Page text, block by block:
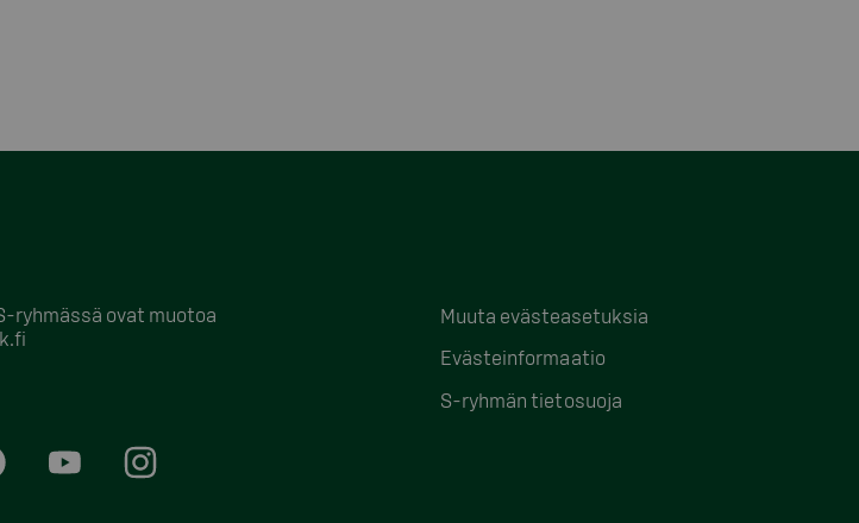
ryhmässä ovat muotoa
Muuta evästeasetuksia
Evästeinformaatio
S-ryhmän tietosuoja